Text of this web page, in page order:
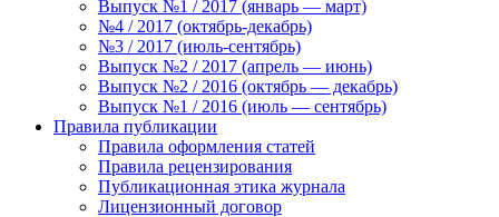
Выпуск №1 / 2017 (январь — март)
№4 / 2017 (октябрь-декабрь)
№3 / 2017 (июль-сентябрь)
Выпуск №2 / 2017 (апрель — июнь)
Выпуск №2 / 2016 (октябрь — декабрь)
Выпуск №1 / 2016 (июль — сентябрь)
Правила публикации
Правила оформления статей
Правила рецензирования
Публикационная этика журнала
Лицензионный договор